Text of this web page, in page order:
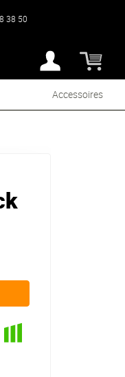
38 50
Accessoires